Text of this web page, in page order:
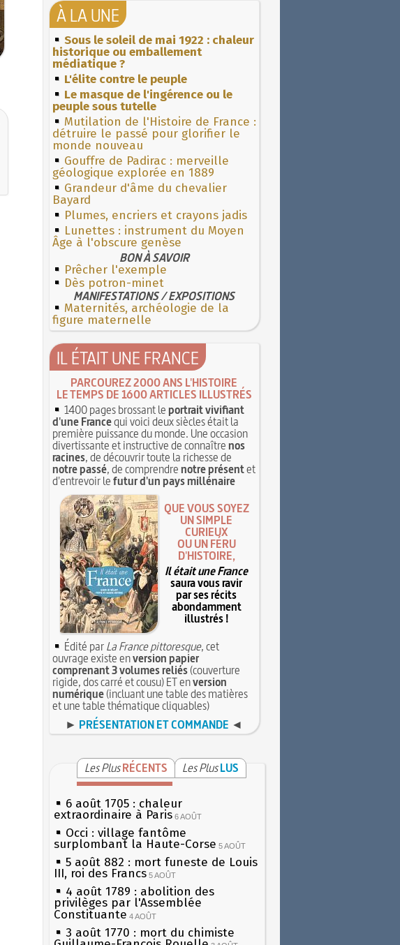
À LA UNE
Sous le soleil de mai 1922 : chaleur
historique ou emballement
médiatique ?
L'élite contre le peuple
Le masque de l'ingérence ou le
peuple sous tutelle
Mutilation de l'Histoire de France :
détruire le passé pour glorifier le
monde nouveau
Gouffre de Padirac : merveille
géologique explorée en 1889
Grandeur d'âme du chevalier
Bayard
Plumes, encriers et crayons jadis
Lunettes : instrument du Moyen
Âge à l'obscure genèse
BON À SAVOIR
Prêcher l'exemple
Dès potron-minet
MANIFESTATIONS / EXPOSITIONS
Maternités, archéologie de la
figure maternelle
IL ÉTAIT UNE FRANCE
PARCOUREZ 2000 ANS L'HISTOIRE
LE TEMPS DE 1600 ARTICLES ILLUSTRÉS
1400 pages brossant leportrait vivifiant
d'une Francequi voici deux siècles était la
première puissance du monde. Une occasion
divertissante et instructive de connaîtrenos
racines, de découvrir toute la richesse de
notre passé, de comprendrenotre présentet
d'entrevoir lefutur d'un pays millénaire
QUE VOUS SOYEZ
UN SIMPLE
CURIEUX
OU UN FÉRU
D'HISTOIRE,
Il était une France
saura vous ravir
par ses récits
abondamment
illustrés !
Édité parLa France pittoresque, cet
ouvrage existe enversion papier
comprenant 3 volumes reliés(couverture
rigide, dos carré et cousu) ET enversion
numérique(incluant une table des matières
et une table thématique cliquables)
► PRÉSENTATION ET COMMANDE ◄
Les Plus RÉCENTS Les Plus LUS
6 août 1705 : chaleur
extraordinaire à Paris 6 AOÛT
Occi : village fantôme
surplombant la Haute-Corse 5 AOÛT
5 août 882 : mort funeste de Louis
III, roi des Francs 5 AOÛT
4 août 1789 : abolition des
privilèges par l'Assemblée
Constituante 4 AOÛT
3 août 1770 : mort du chimiste